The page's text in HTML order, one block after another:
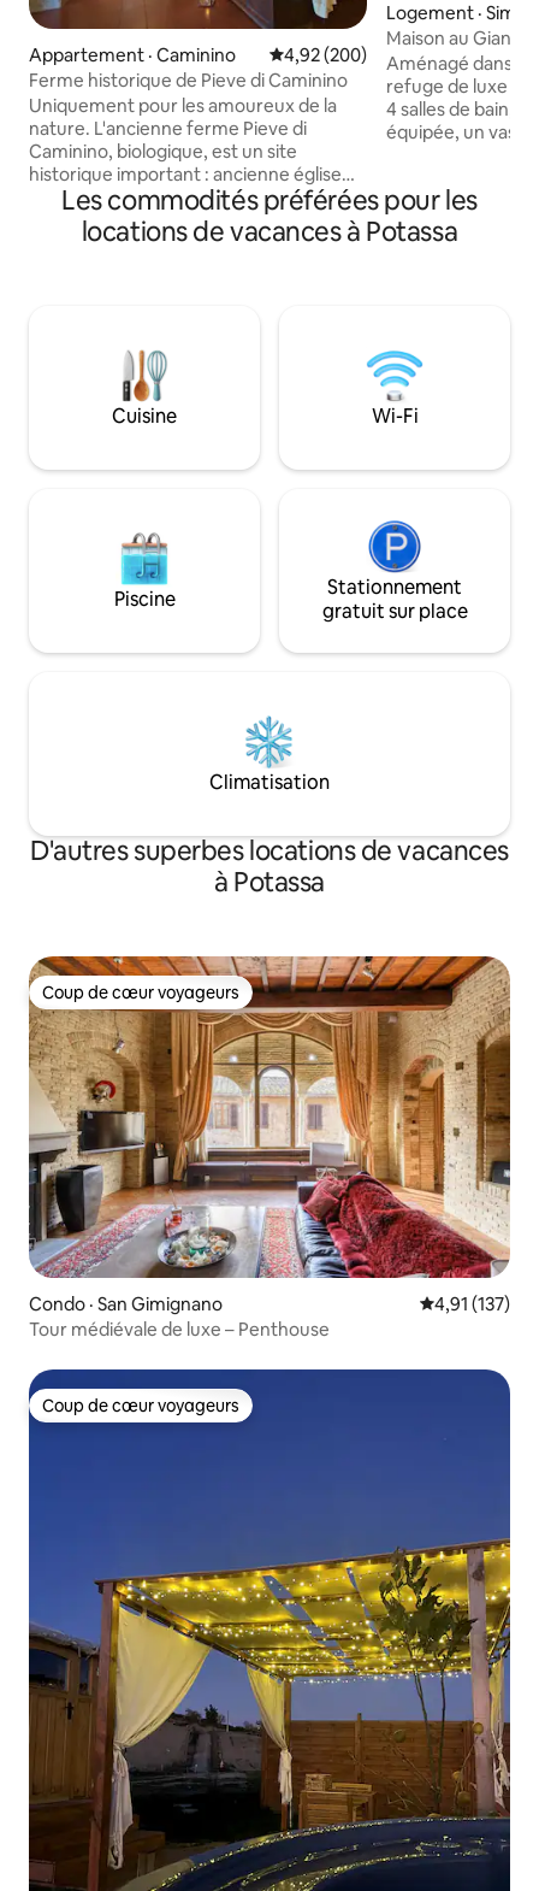
Appartement · Caminino Note moyenne de 4,92 sur 5,
4,92 (200)
Ferme historique de Pieve di Caminino
Uniquement pour les amoureux de la
nature. L'ancienne ferme Pieve di
Caminino, biologique, est un site
historique important : ancienne église
médiévale construite à l'intersection de
deux voies romaines, elle a accueilli deux
saints (l'église du XIIe siècle est
colline panoramique. Sept logements
partagent un domaine avec piscine
(saisonnière), deux étangs, une oliveraie
centenaire, un vignoble et une forêt de
Logement ·
Maison au Gianni
Aménagé dans
refuge de luxe
4 salles de bain,
équipée, un vaste
foyer extérieur et
Idéal pour ceux
expérience
soupers en plein
inoubliable vous
paradis !
Les commodités préférées pour les
locations de vacances à Potassa
Cuisine Wi-Fi
Piscine
Stationnement
gratuit sur place
Climatisation
D'autres superbes locations de vacances
à Potassa
Coup de cœur voyageurs
Coup de cœur voyageurs
Condo · San Gimignano Note
4,91 (137)
Tour médiévale de luxe – Penthouse
Coup de cœur voyageurs
Coup de cœur voyageurs